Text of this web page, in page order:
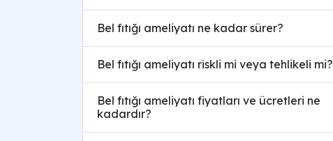
Bel fıtığı ameliyatı ne kadar sürer?
Bel fıtığı ameliyatı riskli mi veya tehlikeli mi?
Bel fıtığı ameliyatı fiyatları ve ücretleri ne
kadardır?